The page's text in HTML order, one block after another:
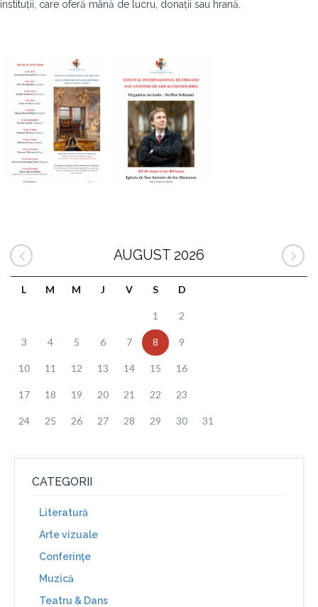
instituții, care oferă mână de lucru, donații sau hrană.
AUGUST 2026
L M M J V S D
1 2
3 4 5 6 7 8 9
10 11 12 13 14 15 16
17 18 19 20 21 22 23
24 25 26 27 28 29 30 31
CATEGORII
Literatură
Arte vizuale
Conferinţe
Muzică
Teatru & Dans